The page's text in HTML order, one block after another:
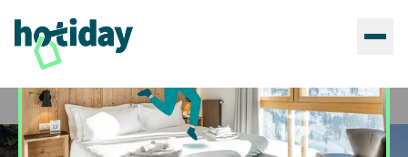
Home Hotels Hotiday Positano Sea View